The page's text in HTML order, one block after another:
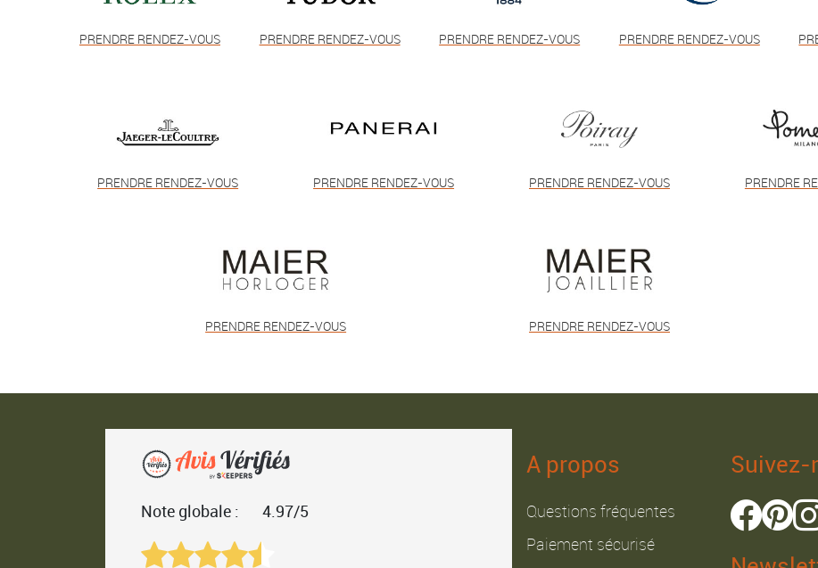
PRENDRE RENDEZ-VOUS PRENDRE RENDEZ-VOUS PRENDRE RENDEZ-VOUS PRENDRE RENDEZ-VOUS
PRENDRE RENDEZ-VOUS PRENDRE RENDEZ-VOUS PRENDRE RENDEZ-VOUS PRENDRE
PRENDRE RENDEZ-VOUS PRENDRE RENDEZ-VOUS
Note globale : 4.97/5
A propos
Questions fréquentes
Paiement sécurisé
Suivez-